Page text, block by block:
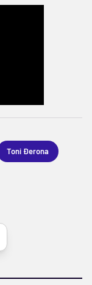
Toni Đerona